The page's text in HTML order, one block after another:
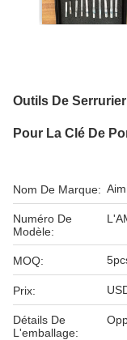
Outils De
Pour La Clé De
Nom De Marque:
Numéro De
Modèle:
MOQ:
Prix:
Détails De
L'emballage: